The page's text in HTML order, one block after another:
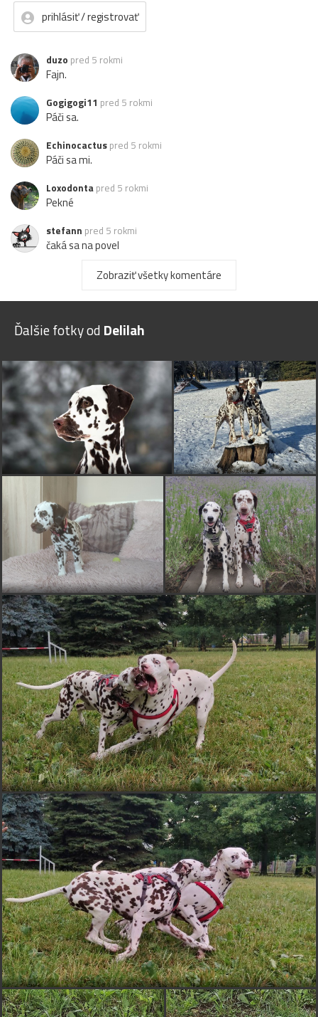
prihlásiť / registrovať
duzo pred 5 rokmi
Fajn.
Gogigogi11 pred 5 rokmi
Páči sa.
Echinocactus pred 5 rokmi
Páči sa mi.
Loxodonta pred 5 rokmi
Pekné
stefann pred 5 rokmi
čaká sa na povel
pred 5 rokmi
fajn
Zobraziť všetky komentáre
Ďalšie fotky od Delilah